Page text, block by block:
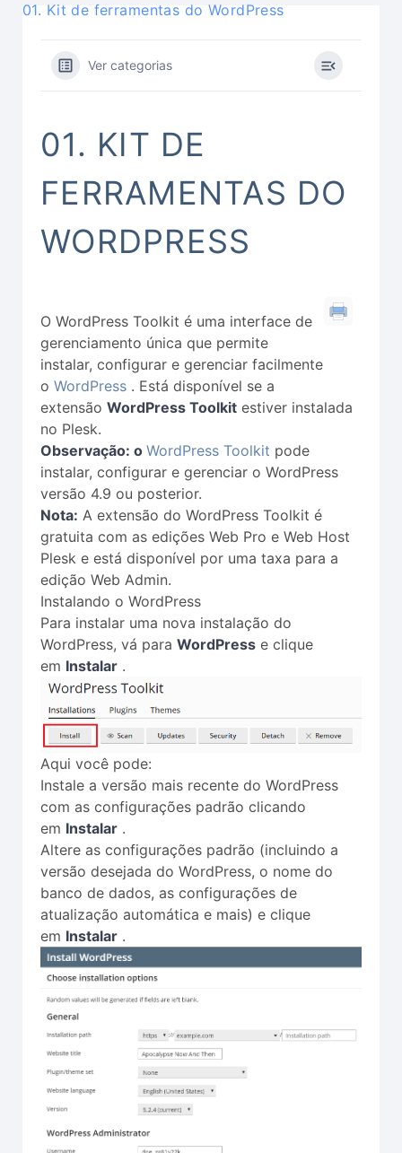
01. Kit de ferramentas do WordPress
Ver categorias
01. KIT DE
FERRAMENTAS DO
WORDPRESS
O WordPress Toolkit é uma interface de
gerenciamento única que permite
instalar, configurar e gerenciar facilmente
o WordPress . Está disponível se a
extensão WordPress Toolkit estiver instalada
no Plesk.
Observação: o WordPress Toolkit pode
instalar, configurar e gerenciar o WordPress
versão 4.9 ou posterior.
Nota: A extensão do WordPress Toolkit é
gratuita com as edições Web Pro e Web Host
Plesk e está disponível por uma taxa para a
edição Web Admin.
Instalando o WordPress
Para instalar uma nova instalação do
WordPress, vá para WordPress e clique
em Instalar .
Aqui você pode:
Instale a versão mais recente do WordPress
com as configurações padrão clicando
em Instalar .
Altere as configurações padrão (incluindo a
versão desejada do WordPress, o nome do
banco de dados, as configurações de
atualização automática e mais) e clique
em Instalar .